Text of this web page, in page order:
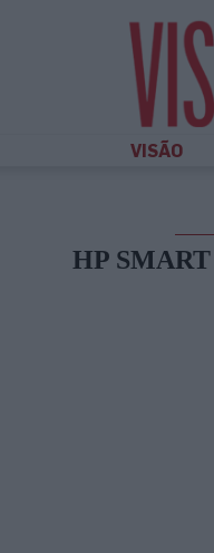
VISÃO
HP